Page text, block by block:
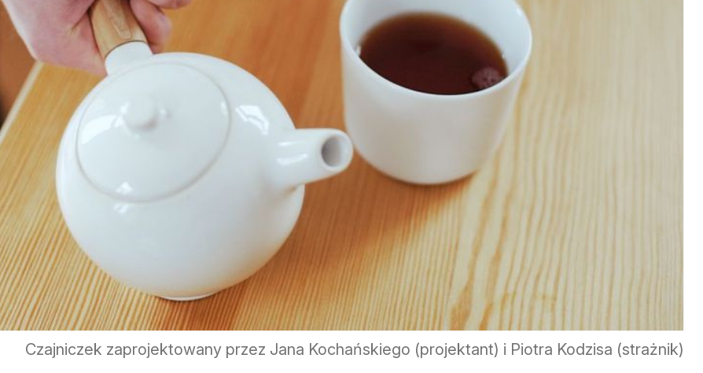
Czajniczek zaprojektowany przez Jana Kochańskiego (projektant) i Piotra Kodzisa (strażnik)